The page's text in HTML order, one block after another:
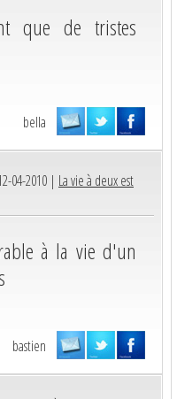
que de tristes
bella
04-2010 | La vie à deux est
à la vie d'un
bastien